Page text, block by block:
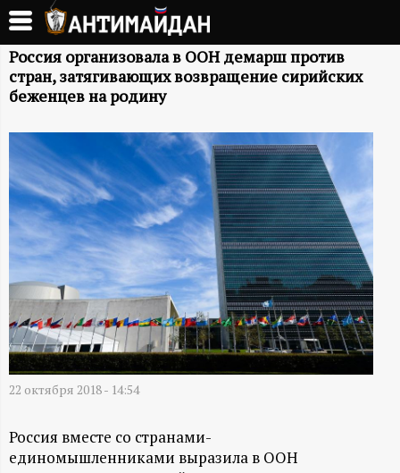
Перейти
основному
содержанию
А
Н
Т
И
М
А
Й
Д
А
Н
Россия организовала в ООН демарш против
стран, затягивающих возвращение сирийских
беженцев на родину
22 октября 2018 - 14:54
Россия вместе со странами-
единомышленниками выразила в ООН